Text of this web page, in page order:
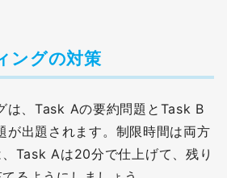
ングの対策
は、Task Aの要約問題とTask B
が出題されます。制限時間は両方
Task Aは20分で仕上げて、残り